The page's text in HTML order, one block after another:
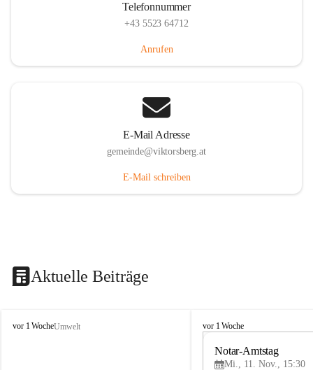
Telefonnummer
+43 5523 64712
Anrufen
E-Mail Adresse
gemeinde@viktorsberg.at
E-Mail schreiben
Aktuelle Beiträge
V
vor 1 WocheUmwelt
V
vor 1 Woche
Notar-Amtstag
Mi., 11. Nov., 15:30